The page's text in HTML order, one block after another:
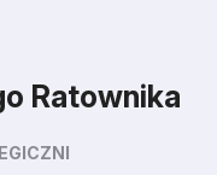
Ratownika